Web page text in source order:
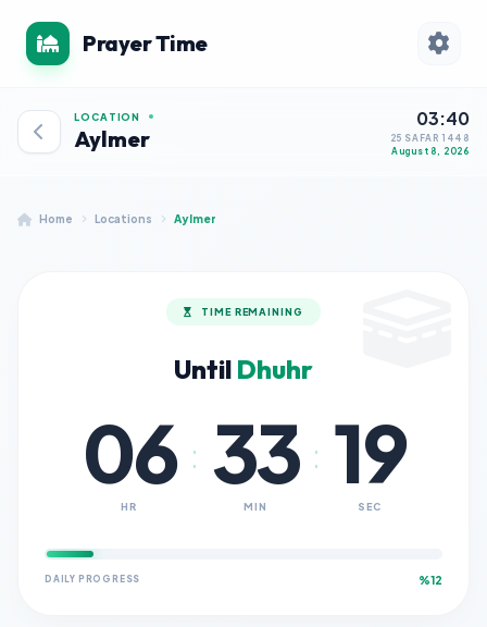
Prayer Time
LOCATION
Aylmer
03:40
25 SAFAR 1448
August 8, 2026
Home Locations Aylmer
TIME REMAINING
Until Dhuhr
06
HR
: 33
MIN
: 19
SEC
DAILY PROGRESS %12